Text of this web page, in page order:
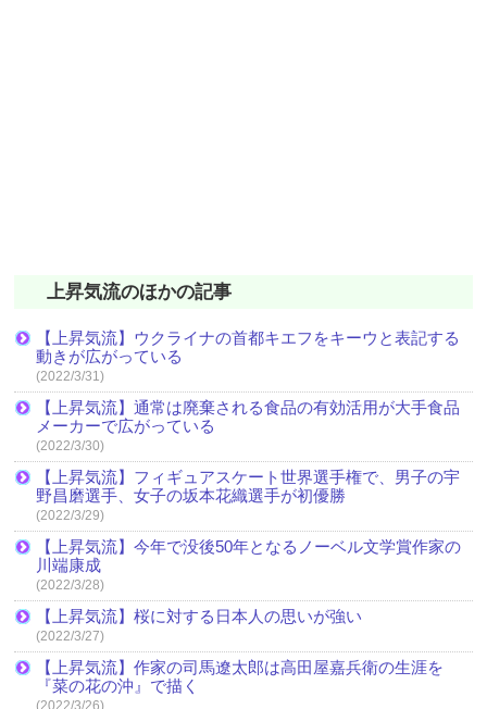
上昇気流のほかの記事
【上昇気流】ウクライナの首都キエフをキーウと表記する
動きが広がっている
(2022/3/31)
【上昇気流】通常は廃棄される食品の有効活用が大手食品
メーカーで広がっている
(2022/3/30)
【上昇気流】フィギュアスケート世界選手権で、男子の宇
野昌磨選手、女子の坂本花織選手が初優勝
(2022/3/29)
【上昇気流】今年で没後50年となるノーベル文学賞作家の
川端康成
(2022/3/28)
【上昇気流】桜に対する日本人の思いが強い
(2022/3/27)
【上昇気流】作家の司馬遼太郎は高田屋嘉兵衛の生涯を
『菜の花の沖』で描く
(2022/3/26)